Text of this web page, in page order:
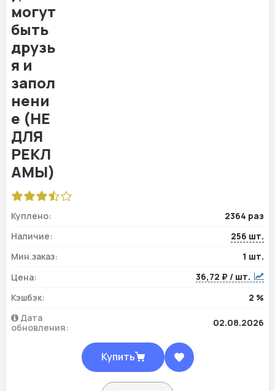
Куплено:
2364 раз
Наличие:
256 шт.
Мин.заказ:
1 шт.
Цена:
36,72 ₽ / шт.
Кэшбэк:
2 %
Дата
обновления:
02.08.2026
Купить